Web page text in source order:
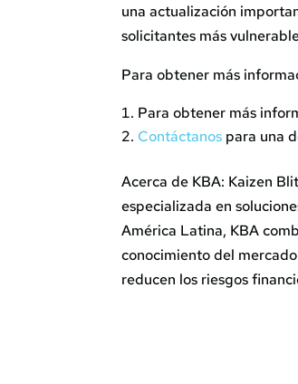
una actualización
solicitantes más
Para obtener más
Para obtener más
Contáctanos para una
Acerca de KBA: Kaizen
especializada en
América Latina, KBA
conocimiento del
reducen los riesgos